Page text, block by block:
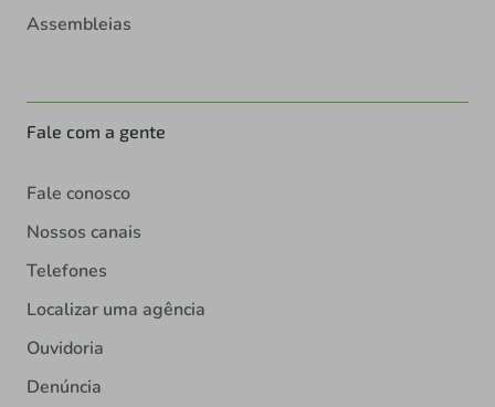
Assembleias
Fale com a gente
Fale conosco
Nossos canais
Telefones
Localizar uma agência
Ouvidoria
Denúncia